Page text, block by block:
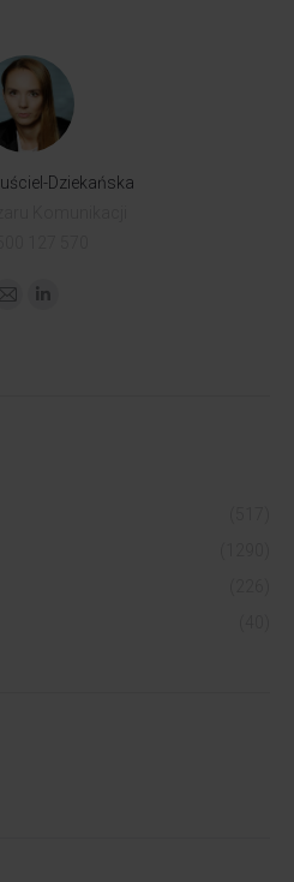
Dziekańska